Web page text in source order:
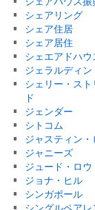
シェアリング
シェア住居
シェア居住
シェエアドハウ
ジェラルディ
シェリー・ス
ド
ジェンダー
シトコム
ジャスティン・
ジャニーズ
ジュード・ロウ
ジョナ・ヒル
シンガポール